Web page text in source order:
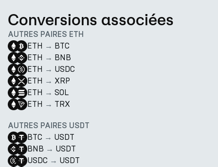
Conversions associées
AUTRES PAIRES ETH
ETH → BTC
ETH → BNB
ETH → USDC
ETH → XRP
ETH → SOL
ETH → TRX
AUTRES PAIRES USDT
BTC → USDT
BNB → USDT
USDC → USDT